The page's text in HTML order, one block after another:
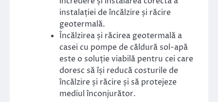
instalației de încălzire și răcire
geotermală.
Încălzirea și răcirea geotermală a
casei cu pompe de căldură sol-apă
este o soluție viabilă pentru cei care
doresc să își reducă costurile de
încălzire și răcire și să protejeze
mediul înconjurător.